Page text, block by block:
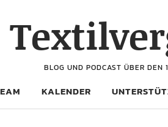
BLOG UND PODCAST ÜBER DEN
KALENDER